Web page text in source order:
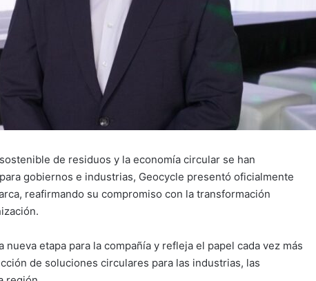
de residuos y la economía circular se han
gobiernos e industrias, Geocycle presentó oficialmente
reafirmando su compromiso con la transformación
etapa para la compañía y refleja el papel cada vez más
de soluciones circulares para las industrias, las